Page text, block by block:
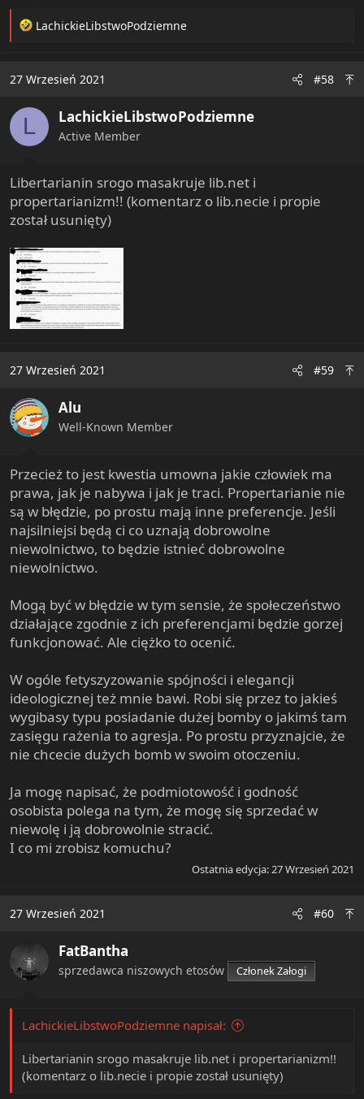
R
t
s
LachickieLibstwoPodziemne
27 Wrzesień 2021 #58
L LachickieLibstwoPodziemne
Active Member
Libertarianin srogo masakruje lib.net i
propertarianizm!! (komentarz o lib.necie i propie
został usunięty)
27 Wrzesień 2021 #59
Alu
Well-Known Member
Przecież to jest kwestia umowna jakie człowiek ma
prawa, jak je nabywa i jak je traci. Propertarianie nie
są w błędzie, po prostu mają inne preferencje. Jeśli
najsilniejsi będą ci co uznają dobrowolne
niewolnictwo, to będzie istnieć dobrowolne
niewolnictwo.
Mogą być w błędzie w tym sensie, że społeczeństwo
działające zgodnie z ich preferencjami będzie gorzej
funkcjonować. Ale ciężko to ocenić.
W ogóle fetyszyzowanie spójności i elegancji
ideologicznej też mnie bawi. Robi się przez to jakieś
wygibasy typu posiadanie dużej bomby o jakimś tam
zasięgu rażenia to agresja. Po prostu przyznajcie, że
nie chcecie dużych bomb w swoim otoczeniu.
Ja mogę napisać, że podmiotowość i godność
osobista polega na tym, że mogę się sprzedać w
niewolę i ją dobrowolnie stracić.
I co mi zrobisz komuchu?
Ostatnia edycja:27 Wrzesień 2021
27 Wrzesień 2021 #60
FatBantha
sprzedawca niszowych etosów Członek Załogi
LachickieLibstwoPodziemne napisał:
Libertarianin srogo masakruje lib.net i propertarianizm!!
(komentarz o lib.necie i propie został usunięty)